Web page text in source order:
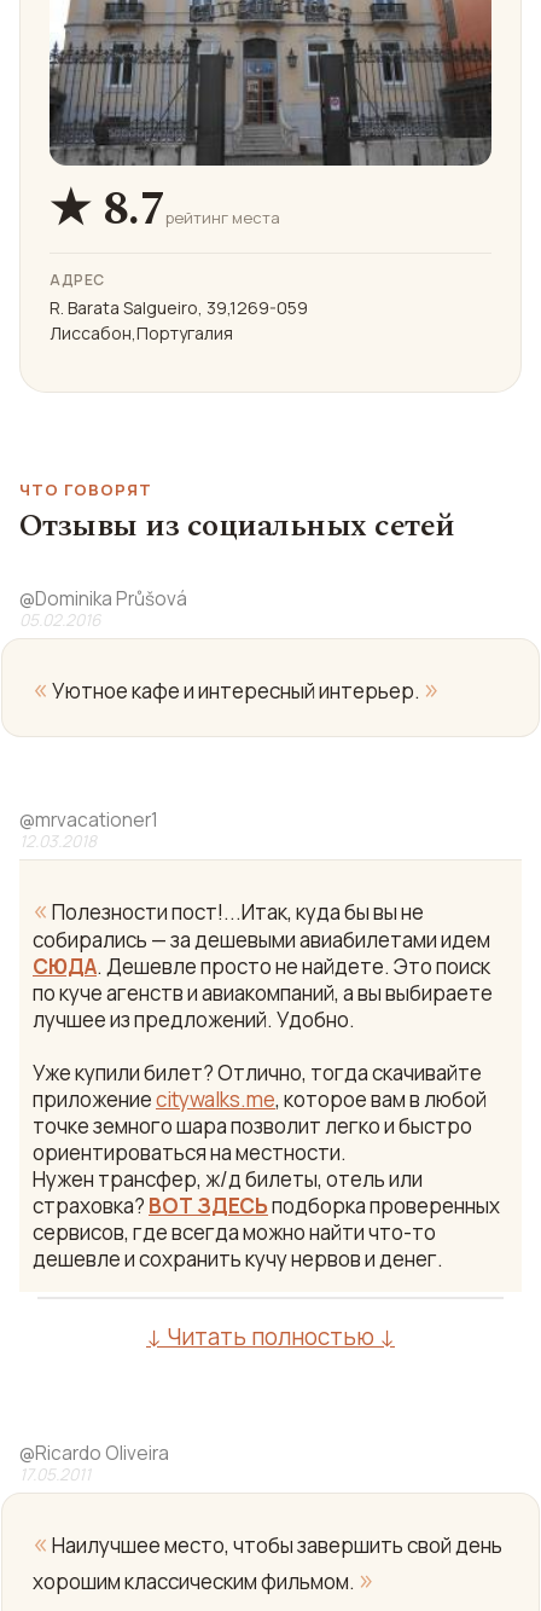
★ 8.7рейтинг места
АДРЕС
R. Barata Salgueiro, 39,1269-059
Лиссабон,Португалия
ЧТО ГОВОРЯТ
Отзывы из социальных сетей
@Dominika Průšová
05.02.2016
« Уютное кафе и интересный интерьер. »
@mrvacationer1
12.03.2018
« Полезности пост!...Итак, куда бы вы не
собирались — за дешевыми авиабилетами идем
СЮДА. Дешевле просто не найдете. Это поиск
по куче агенств и авиакомпаний, а вы выбираете
лучшее из предложений. Удобно.
Уже купили билет? Отлично, тогда скачивайте
приложениеcitywalks.me, которое вам в любой
точке земного шара позволит легко и быстро
ориентироваться на местности.
Нужен трансфер, ж/д билеты, отель или
страховка? ВОТ ЗДЕСЬподборка проверенных
сервисов, где всегда можно найти что-то
дешевле и сохранить кучу нервов и денег.
↓ Читать полностью ↓
@Ricardo Oliveira
17.05.2011
« Наилучшее место, чтобы завершить свой день
хорошим классическим фильмом. »